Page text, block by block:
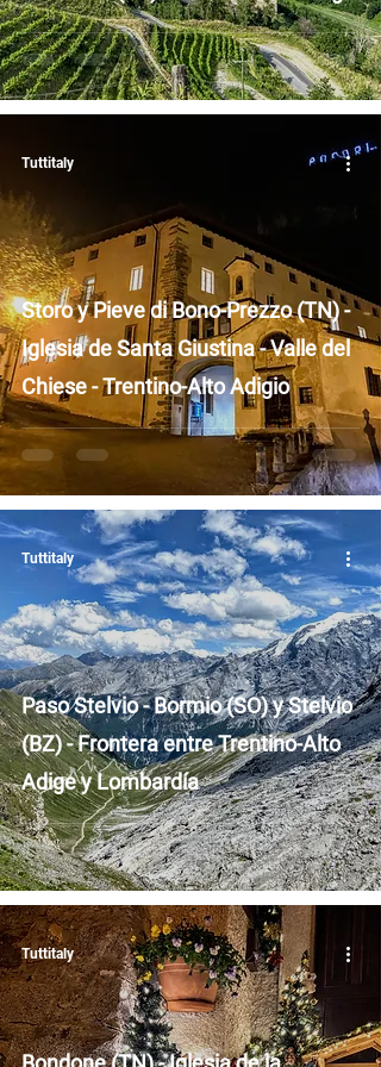
Storo y Pieve di Bono-Prezzo (TN) -
Iglesia de Santa Giustina - Valle del
Chiese - Trentino-Alto Adigio
Tuttitaly
Paso Stelvio - Bormio (SO) y Stelvio
(BZ) - Frontera entre Trentino-Alto
Adige y Lombardía
Tuttitaly
Tuttitaly